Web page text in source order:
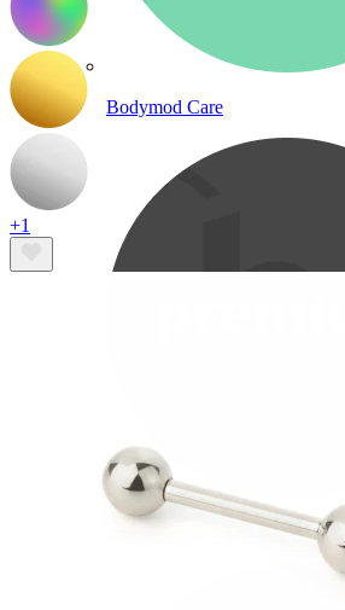
Bodymod Care
+1